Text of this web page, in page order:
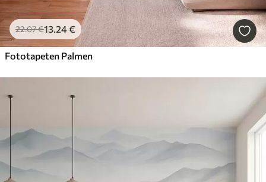
22.07€13.24€
Fototapeten Palmen